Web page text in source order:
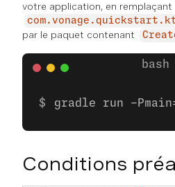
votre application, en remplaçant
par le paquet contenant
gradle run -
Conditions